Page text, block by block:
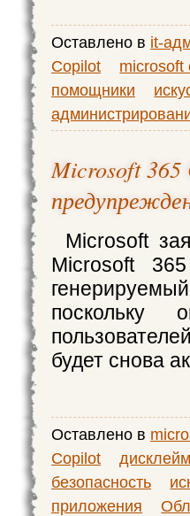
Оставлено в it-
Copilot
microsoft
помощники
Microsoft
Microsoft
Microsoft
поскольку
будет снова
Оставлено в
Copilot
безопасность
приложения